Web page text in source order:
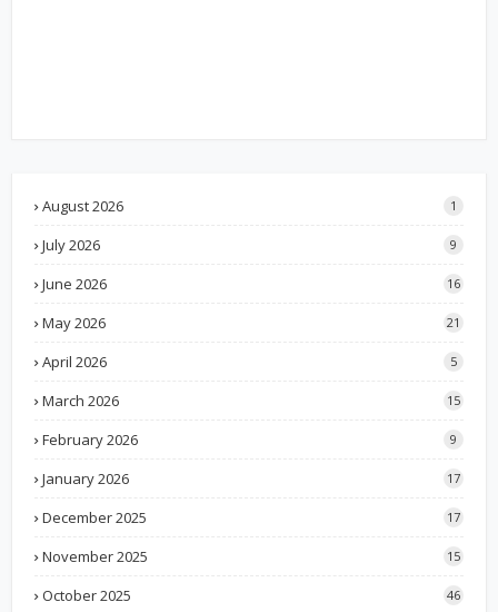
August 2026 1
July 2026 9
June 2026 16
May 2026 21
April 2026 5
March 2026 15
February 2026 9
January 2026 17
December 2025 17
November 2025 15
October 2025 46